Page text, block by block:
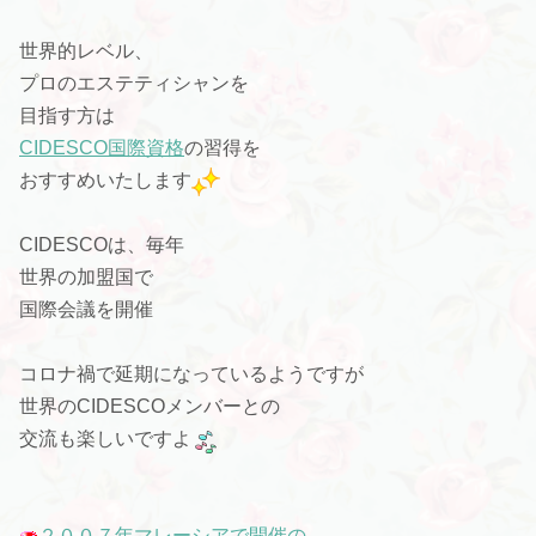
世界的レベル、
プロのエステティシャンを
目指す方は
CIDESCO国際資格の習得を
おすすめいたします
CIDESCOは、毎年
世界の加盟国で
国際会議を開催
コロナ禍で延期になっているようですが
世界のCIDESCOメンバーとの
交流も楽しいですよ